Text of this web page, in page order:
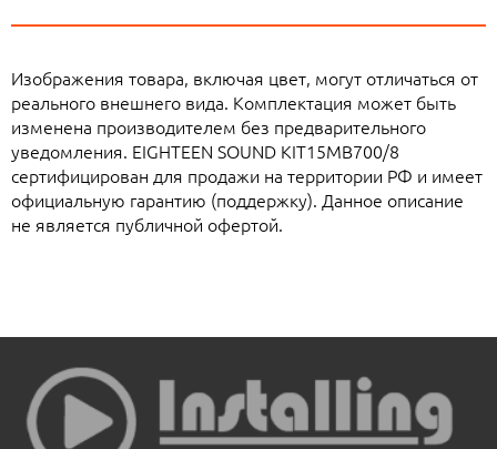
Изображения товара, включая цвет, могут отличаться от
реального внешнего вида. Комплектация может быть
изменена производителем без предварительного
уведомления. EIGHTEEN SOUND KIT15MB700/8
сертифицирован для продажи на территории РФ и имеет
официальную гарантию (поддержку). Данное описание
не является публичной офертой.